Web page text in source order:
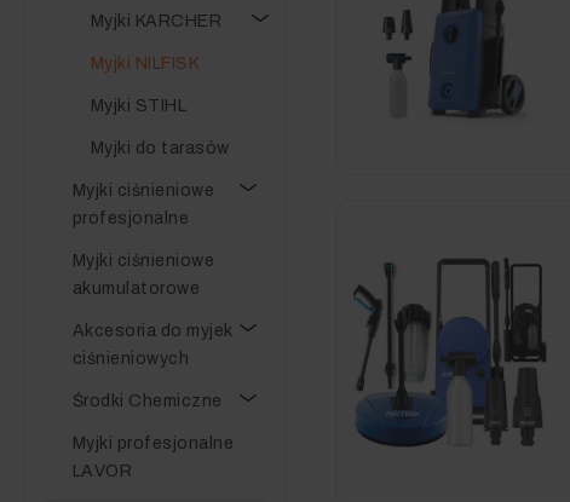
Myjki KARCHER
Myjki NILFISK
Myjki STIHL
Myjki do tarasów
Myjki ciśnieniowe
profesjonalne
Myjki ciśnieniowe
akumulatorowe
Akcesoria do myjek
ciśnieniowych
Środki Chemiczne
Myjki profesjonalne
LAVOR